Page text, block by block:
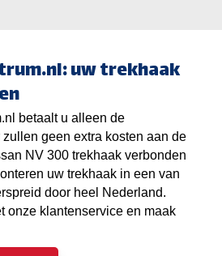
uw trekhaak
betaalt u alleen de
geen extra kosten aan de
NV 300 trekhaak verbonden
uw trekhaak in een van
door heel Nederland.
onze klantenservice en maak